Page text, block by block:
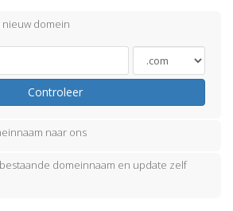
domein
Controleer
naar ons
domeinnaam en update zelf